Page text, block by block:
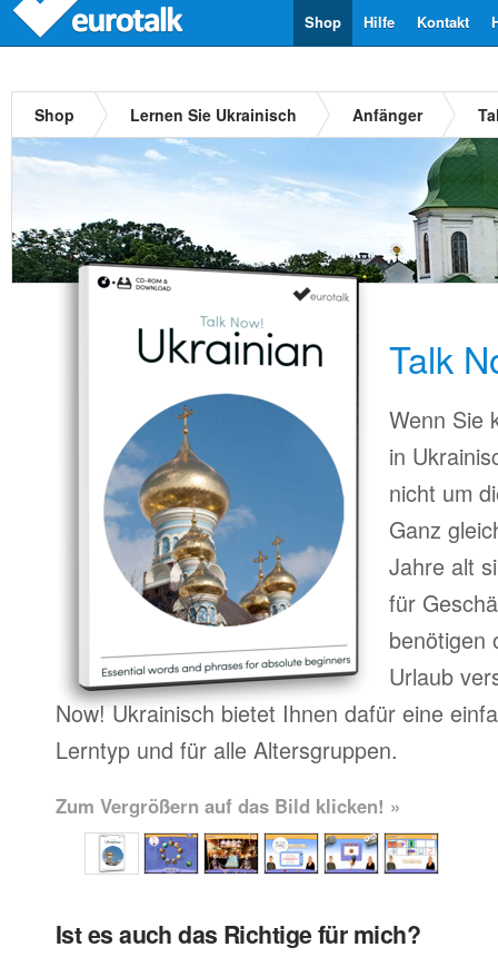
Kontakt
Hilfe
Shop
Shop Lernen Sie Ukrainisch Anfänger
Talk
Wenn Sie
in
nicht um
Ganz
Jahre alt
für
benötigen
Urlaub
Now! Ukrainisch bietet Ihnen dafür eine
Lerntyp und für alle Altersgruppen.
Zum Vergrößern auf das Bild klicken! »
Ist es auch das Richtige für mich?